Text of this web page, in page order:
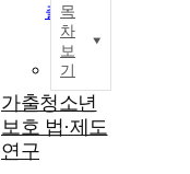
출력
목
차
보
기
가출청소년
보호 법·제도
연구